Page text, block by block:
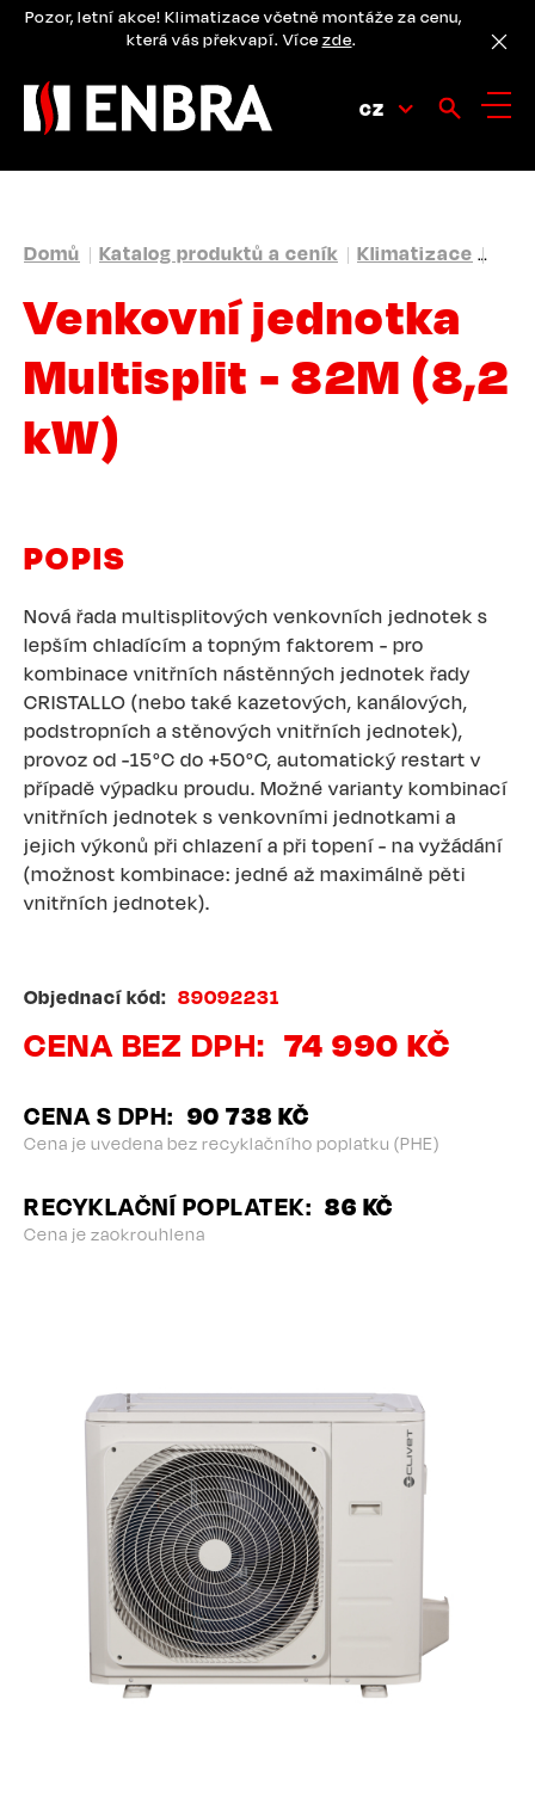
PřejítPozor, letní akce! Klimatizace včetně montáže za cenu,
která vás překvapí. Více zde.
CZ
DROBEČKOVÁ
NAVIGACE
Domů Katalog produktů a ceník Klimatizace
Venkovní jednotka
Multisplit - 82M (8,2
kW)
POPIS
Nová řada multisplitových venkovních jednotek s
lepším chladícím a topným faktorem - pro
kombinace vnitřních nástěnných jednotek řady
CRISTALLO (nebo také kazetových, kanálových,
podstropních a stěnových vnitřních jednotek),
provoz od -15°C do +50°C, automatický restart v
případě výpadku proudu. Možné varianty kombinací
vnitřních jednotek s venkovními jednotkami a
jejich výkonů při chlazení a při topení - na vyžádání
(možnost kombinace: jedné až maximálně pěti
vnitřních jednotek).
Objednací kód 89092231
CENA BEZ DPH 74 990 KČ
CENA S DPH 90 738 KČ
Cena je uvedena bez recyklačního poplatku (PHE)
RECYKLAČNÍ POPLATEK 86 KČ
Cena je zaokrouhlena